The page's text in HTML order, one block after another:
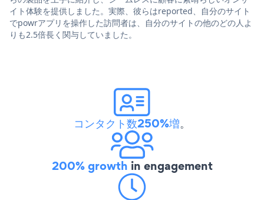
イト体験を提供しました。実際、彼らはreported、自分のサイト
でpowrアプリを操作した訪問者は、自分のサイトの他のどの人よ
りも2.5倍長く関与していました。
コンタクト数250%増。
200% growth in engagement